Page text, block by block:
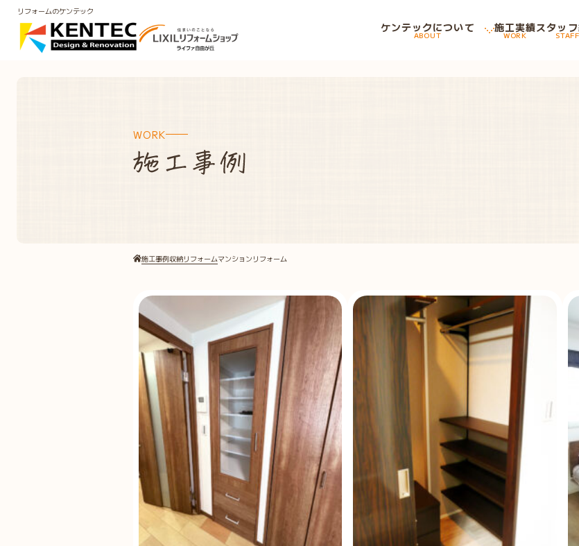
リフォームのケンテック
ケンテックについて
ABOUT
施工実績
WORK
スタッ
WORK
施工事例収納リフォームマンションリフォーム